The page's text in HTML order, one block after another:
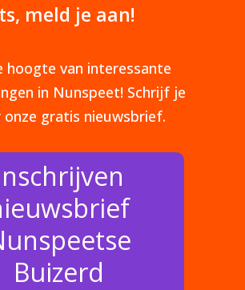
meld je aan!
hoogte van interessante
in Nunspeet! Schrijf je
onze gratis nieuwsbrief.
Buizerd